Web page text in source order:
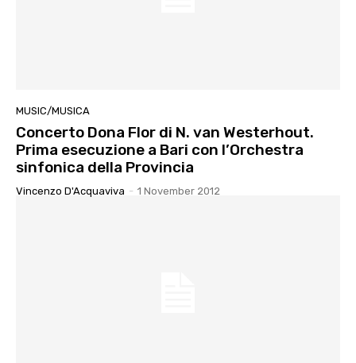
MUSIC/MUSICA
Concerto Dona Flor di N. van Westerhout.
Prima esecuzione a Bari con l’Orchestra
sinfonica della Provincia
Vincenzo D'Acquaviva - 1 November 2012